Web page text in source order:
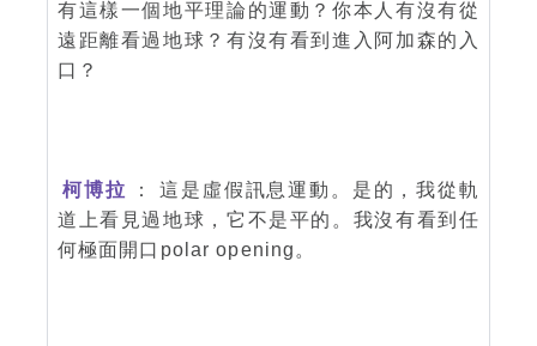
有這樣一個地平理論的運動？你本人有沒有從
遠距離看過地球？有沒有看到進入阿加森的入
口？
柯博拉
： 這是虛假訊息運動。是的，我從軌
道上看見過地球，它不是平的。我沒有看到任
何極面開口polar opening。